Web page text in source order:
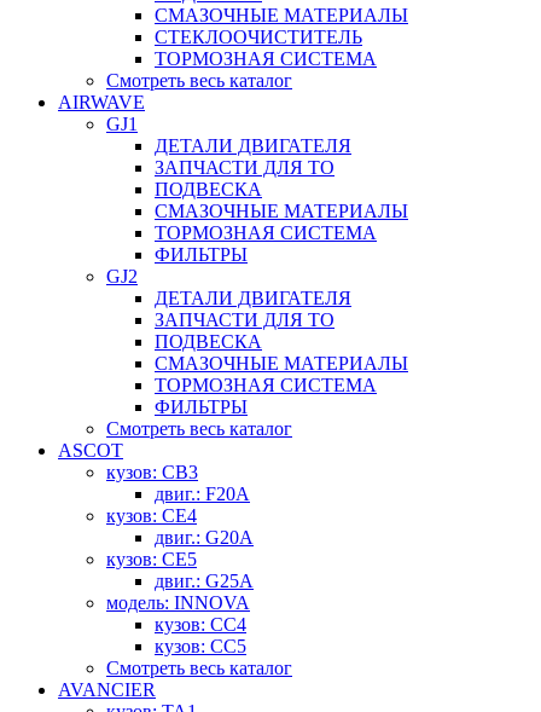
СМАЗОЧНЫЕ МАТЕРИАЛЫ
СТЕКЛООЧИСТИТЕЛЬ
ТОРМОЗНАЯ СИСТЕМА
Смотреть весь каталог
AIRWAVE
GJ1
ДЕТАЛИ ДВИГАТЕЛЯ
ЗАПЧАСТИ ДЛЯ ТО
ПОДВЕСКА
СМАЗОЧНЫЕ МАТЕРИАЛЫ
ТОРМОЗНАЯ СИСТЕМА
ФИЛЬТРЫ
GJ2
ДЕТАЛИ ДВИГАТЕЛЯ
ЗАПЧАСТИ ДЛЯ ТО
ПОДВЕСКА
СМАЗОЧНЫЕ МАТЕРИАЛЫ
ТОРМОЗНАЯ СИСТЕМА
ФИЛЬТРЫ
Смотреть весь каталог
ASCOT
кузов: CB3
двиг.: F20A
кузов: CE4
двиг.: G20A
кузов: CE5
двиг.: G25A
модель: INNOVA
кузов: CC4
кузов: CC5
Смотреть весь каталог
AVANCIER